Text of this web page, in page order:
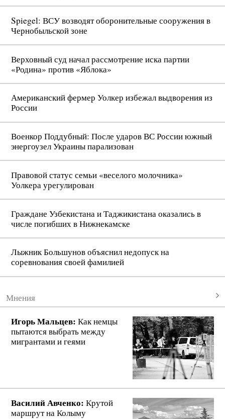
Spiegel: ВСУ возводят оборонительные сооружения в
Чернобыльской зоне
Верховный суд начал рассмотрение иска партии
«Родина» против «Яблока»
Американский фермер Уолкер избежал выдворения из
России
Военкор Поддубный: После ударов ВС России южный
энергоузел Украины парализован
Правовой статус семьи «веселого молочника»
Уолкера урегулирован
Граждане Узбекистана и Таджикистана оказались в
числе погибших в Нижнекамске
Лыжник Большунов объяснил недопуск на
соревнования своей фамилией
Мнения
Игорь Мальцев: Как немцы
пытаются выбрать между
мигрантами и геями
Василий Авченко: Крутой
маршрут на Колыму